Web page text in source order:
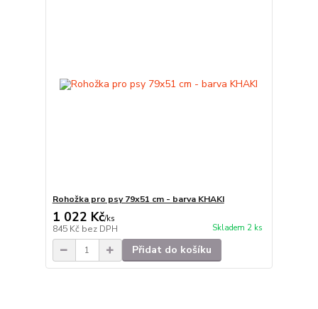
Rohožka pro psy 79x51 cm - barva KHAKI
1 022 Kč/ks
845 Kč bez DPH Skladem 2 ks
Přidat do košíku